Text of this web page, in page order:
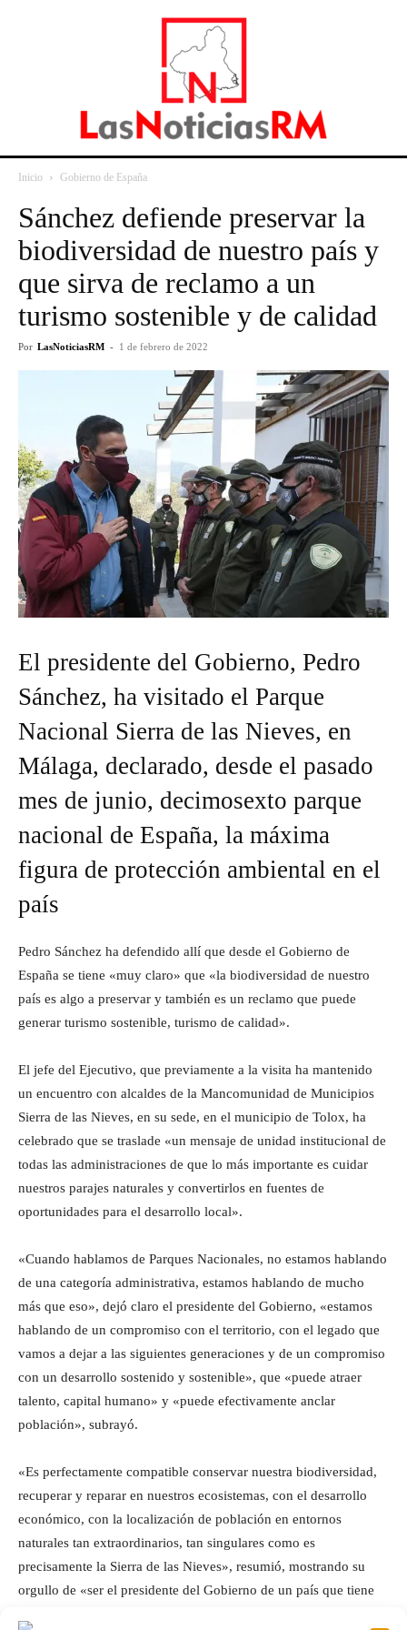
Inicio Gobierno de España
Sánchez defiende preservar la
biodiversidad de nuestro país y
que sirva de reclamo a un
turismo sostenible y de calidad
Por LasNoticiasRM - 1 de febrero de 2022
El presidente del Gobierno, Pedro
Sánchez, ha visitado el Parque
Nacional Sierra de las Nieves, en
Málaga, declarado, desde el pasado
mes de junio, decimosexto parque
nacional de España, la máxima
figura de protección ambiental en el
país
Pedro Sánchez ha defendido allí que desde el Gobierno de
España se tiene «muy claro» que «la biodiversidad de nuestro
país es algo a preservar y también es un reclamo que puede
generar turismo sostenible, turismo de calidad».
El jefe del Ejecutivo, que previamente a la visita ha mantenido
un encuentro con alcaldes de la Mancomunidad de Municipios
Sierra de las Nieves, en su sede, en el municipio de Tolox, ha
celebrado que se traslade «un mensaje de unidad institucional de
todas las administraciones de que lo más importante es cuidar
nuestros parajes naturales y convertirlos en fuentes de
oportunidades para el desarrollo local».
«Cuando hablamos de Parques Nacionales, no estamos hablando
de una categoría administrativa, estamos hablando de mucho
más que eso», dejó claro el presidente del Gobierno, «estamos
hablando de un compromiso con el territorio, con el legado que
vamos a dejar a las siguientes generaciones y de un compromiso
con un desarrollo sostenido y sostenible», que «puede atraer
talento, capital humano» y «puede efectivamente anclar
población», subrayó.
«Es perfectamente compatible conservar nuestra biodiversidad,
recuperar y reparar en nuestros ecosistemas, con el desarrollo
económico, con la localización de población en entornos
naturales tan extraordinarios, tan singulares como es
precisamente la Sierra de las Nieves», resumió, mostrando su
orgullo de «ser el presidente del Gobierno de un país que tiene